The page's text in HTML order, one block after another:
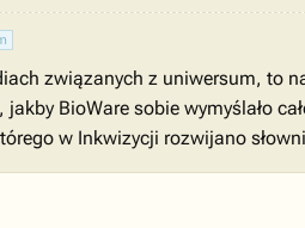
związanych z uniwersum, to
BioWare sobie wymyślało
w Inkwizycji rozwijano